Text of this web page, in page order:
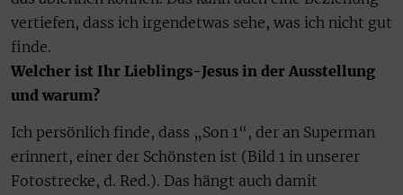
vertiefen, dass ich irgendetwas sehe, was ich nicht gut
finde.
Welcher ist Ihr Lieblings-Jesus in der Ausstellung
und warum?
Ich persönlich finde, dass „Son 1“, der an Superman
erinnert, einer der Schönsten ist (Bild 1 in unserer
Fotostrecke, d. Red.). Das hängt auch damit